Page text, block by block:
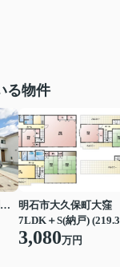
る物件
神戸市垂水区南多聞台４丁目
明石市大久保町大窪
3,080万円